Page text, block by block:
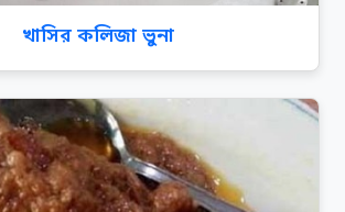
খাসির কলিজা ভুনা